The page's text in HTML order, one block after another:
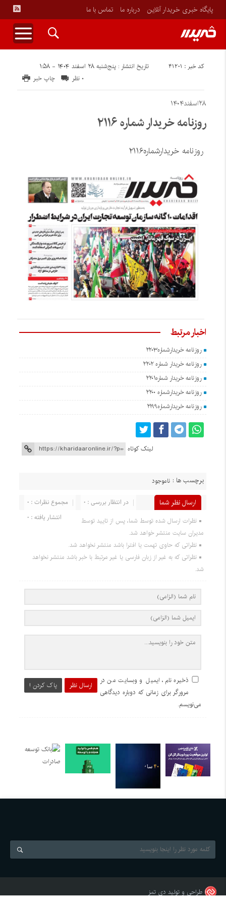
پایگاه خبری خریدار آنلاین درباره ما تماس با ما
کد خبر : ۴۱۲۰۱
تاریخ انتشار : پنج‌شنبه ۲۸ اسفند ۱۴۰۴ - ۱:۵۸
چاپ خبر
۰ نظر
۲۸اسفند۱۴۰۴
روزنامه خریدار شماره ۲۱۱۶
روزنامه خریدارشماره۲۱۱۶
اخبار مرتبط
روزنامه خریدارشماره۲۲۰۳
روزنامه خریدار شماره ۲۲۰۲
روزنامه خریدار شماره۲۲۰۱
روزنامه خریدارشماره ۲۲۰۰
روزنامه خریدارشماره۲۱۹۹
لینک کوتاه
برچسب ها : ناموجود
ارسال نظر شما مجموع نظرات : ۰
در انتظار بررسی : ۰
انتشار یافته : ۰
نظرات ارسال شده توسط شما، پس از تایید توسط
مدیران سایت منتشر خواهد شد.
نظراتی که حاوی تهمت یا افترا باشد منتشر نخواهد شد.
نظراتی که به غیر از زبان فارسی یا غیر مرتبط با خبر باشد منتشر نخواهد
شد.
ارسال نظر پاک کردن !
ذخیره نام، ایمیل و وبسایت من در
مرورگر برای زمانی که دوباره دیدگاهی
می‌نویسم.
طراحی و تولید دی تمز